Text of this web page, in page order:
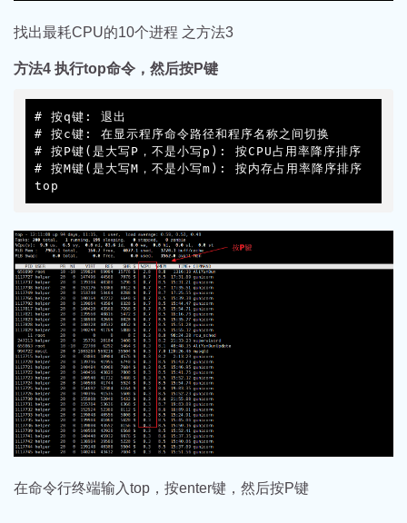
找出最耗CPU的10个进程 之方法3
方法4 执行top命令，然后按P键
# 按q键: 退出
# 按c键: 在显示程序命令路径和程序名称之间切换
# 按P键(是大写P，不是小写p): 按CPU占用率降序排序
# 按M键(是大写M，不是小写m): 按内存占用率降序排序
top
在命令行终端输入top，按enter键，然后按P键